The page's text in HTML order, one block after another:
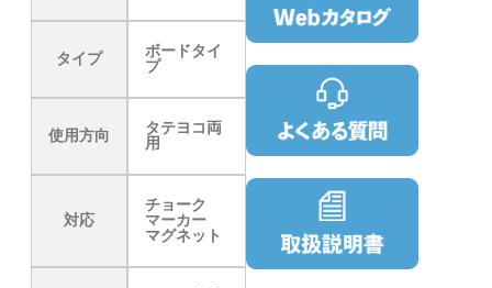
タイプ
ボードタイ
プ
使用方向
タテヨコ両
用
対応
チョーク
マーカー
マグネット